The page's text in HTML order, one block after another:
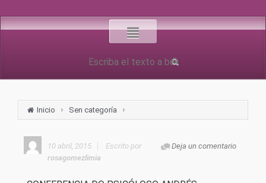
Inicio Sen categoría
10 abril, 2015 Deja un comentario
Escrito por
rosagomezlimia